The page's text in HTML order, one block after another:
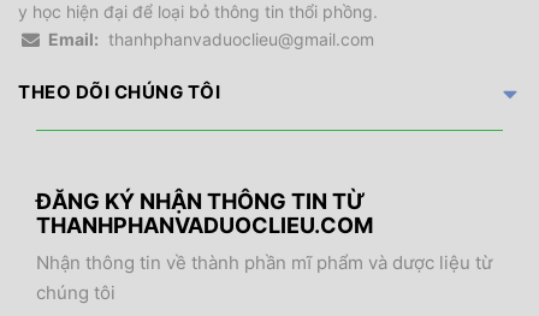
y học hiện đại để loại bỏ thông tin thổi phồng.
Email: thanhphanvaduoclieu@gmail.com
THEO DÕI CHÚNG TÔI
ĐĂNG KÝ NHẬN THÔNG TIN TỪ
THANHPHANVADUOCLIEU.COM
Nhận thông tin về thành phần mĩ phẩm và dược liệu từ
chúng tôi